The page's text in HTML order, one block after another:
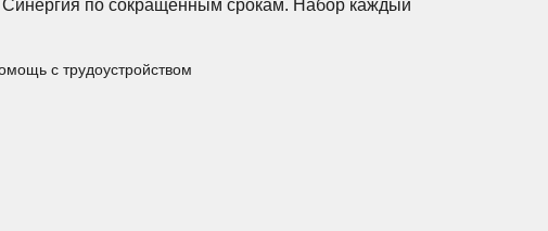
Синергия по сокращенным срокам. Набор каждый
с трудоустройством